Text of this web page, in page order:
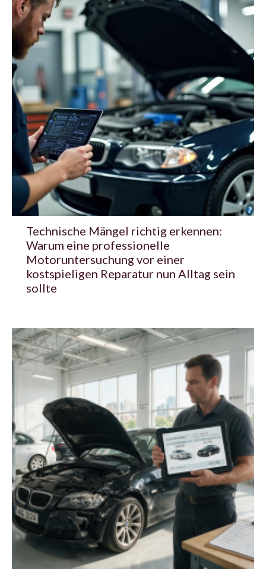
Technische Mängel richtig erkennen:
Warum eine professionelle
Motoruntersuchung vor einer
kostspieligen Reparatur nun Alltag sein
sollte